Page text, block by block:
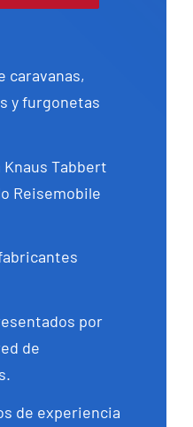
caravanas,
y furgonetas
Knaus Tabbert
Reisemobile
por
de
de experiencia